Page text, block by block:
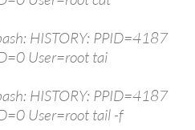
HISTORY: PPID=4187
User=root tai
HISTORY: PPID=4187
User=root tail -f